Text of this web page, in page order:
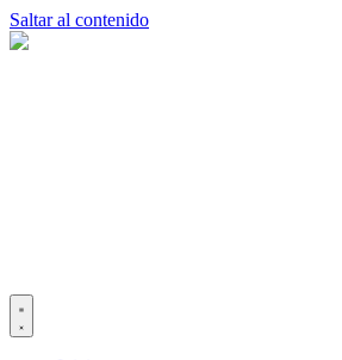
Saltar al contenido